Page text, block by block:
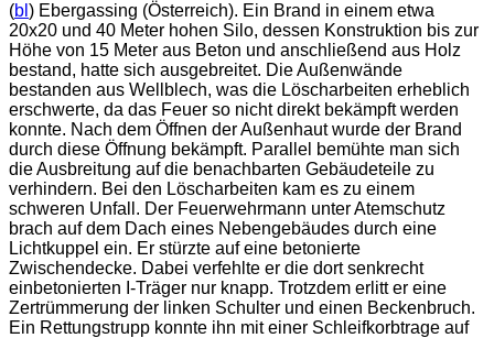
(bl ) Ebergassing (Österreich). Ein Brand in einem etwa
20x20 und 40 Meter hohen Silo, dessen Konstruktion bis zur
Höhe von 15 Meter aus Beton und anschließend aus Holz
bestand, hatte sich ausgebreitet. Die Außenwände
bestanden aus Wellblech, was die Löscharbeiten erheblich
erschwerte, da das Feuer so nicht direkt bekämpft werden
konnte. Nach dem Öffnen der Außenhaut wurde der Brand
durch diese Öffnung bekämpft. Parallel bemühte man sich
die Ausbreitung auf die benachbarten Gebäudeteile zu
verhindern. Bei den Löscharbeiten kam es zu einem
schweren Unfall. Der Feuerwehrmann unter Atemschutz
brach auf dem Dach eines Nebengebäudes durch eine
Lichtkuppel ein. Er stürzte auf eine betonierte
Zwischendecke. Dabei verfehlte er die dort senkrecht
einbetonierten I-Träger nur knapp. Trotzdem erlitt er eine
Zertrümmerung der linken Schulter und einen Beckenbruch.
Ein Rettungstrupp konnte ihn mit einer Schleifkorbtrage auf